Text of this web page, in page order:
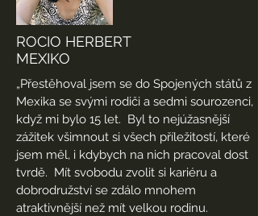
ROCIO HERBERT
MEXIKO
„Přestěhoval jsem se do Spojených států z
Mexika se svými rodiči a sedmi sourozenci,
když mi bylo 15 let. Byl to nejúžasnější
zážitek všimnout si všech příležitostí, které
jsem měl, i kdybych na nich pracoval dost
tvrdě. Mít svobodu zvolit si kariéru a
dobrodružství se zdálo mnohem
atraktivnější než mít velkou rodinu.